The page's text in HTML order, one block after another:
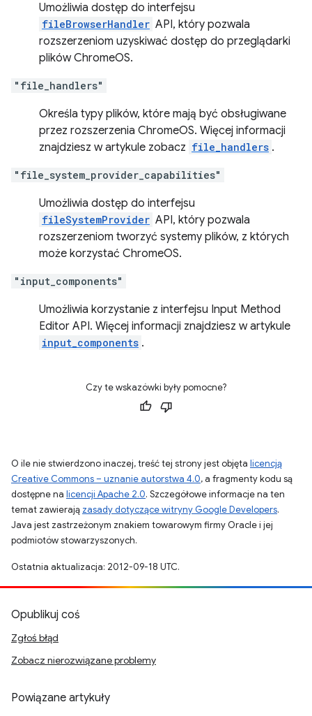
Umożliwia dostęp do interfejsu
fileBrowserHandler API, który pozwala
rozszerzeniom uzyskiwać dostęp do przeglądarki
plików ChromeOS.
"file_handlers"
Określa typy plików, które mają być obsługiwane
przez rozszerzenia ChromeOS. Więcej informacji
znajdziesz w artykule zobacz file_handlers .
"file_system_provider_capabilities"
Umożliwia dostęp do interfejsu
fileSystemProvider API, który pozwala
rozszerzeniom tworzyć systemy plików, z których
może korzystać ChromeOS.
"input_components"
Umożliwia korzystanie z interfejsu Input Method
Editor API. Więcej informacji znajdziesz w artykule
input_components .
Czy te wskazówki były pomocne?
O ile nie stwierdzono inaczej, treść tej strony jest objęta licencją
Creative Commons – uznanie autorstwa 4.0, a fragmenty kodu są
dostępne na licencji Apache 2.0. Szczegółowe informacje na ten
temat zawierają zasady dotyczące witryny Google Developers.
Java jest zastrzeżonym znakiem towarowym firmy Oracle i jej
podmiotów stowarzyszonych.
Ostatnia aktualizacja: 2012-09-18 UTC.
Opublikuj coś
Zgłoś błąd
Zobacz nierozwiązane problemy
Powiązane artykuły